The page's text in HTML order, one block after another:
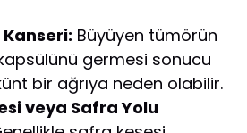
Büyüyen tümörün
germesi sonucu
bir ağrıya neden olabilir.
veya Safra Yolu